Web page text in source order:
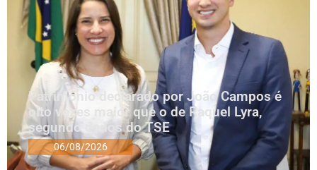
Patrimônio declarado por João Campos é
oito vezes maior que o de Raquel Lyra,
segundo dados do TSE
06/08/2026